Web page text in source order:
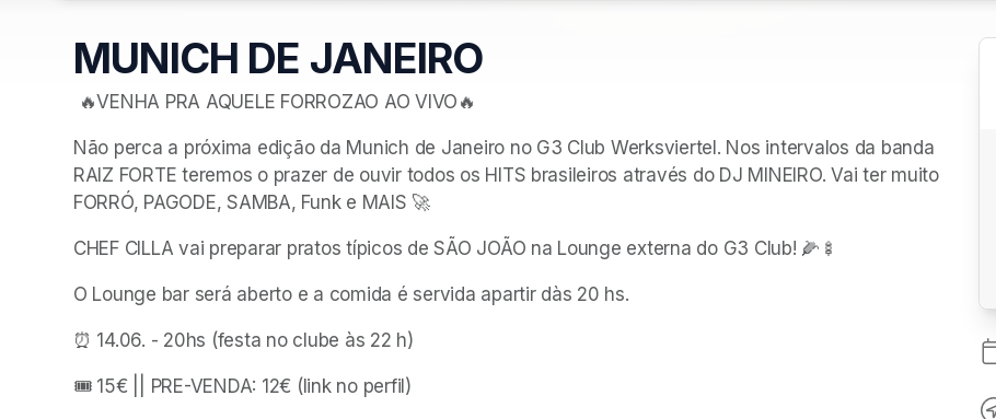
MUNICH DE JANEIRO
🔥VENHA PRA AQUELE FORROZAO AO VIVO🔥
Não perca a próxima edição da Munich de Janeiro no G3 Club Werksviertel. Nos intervalos da banda
RAIZ FORTE teremos o prazer de ouvir todos os HITS brasileiros através do DJ MINEIRO. Vai ter muito
FORRÓ, PAGODE, SAMBA, Funk e MAIS 🚀
CHEF CILLA vai preparar pratos típicos de SÃO JOÃO na Lounge externa do G3 Club! 🌽🍢
O Lounge bar será aberto e a comida é servida apartir dàs 20 hs.
⏰ 14.06. - 20hs (festa no clube às 22 h)
🎟️ 15€ || PRE-VENDA: 12€ (link no perfil)